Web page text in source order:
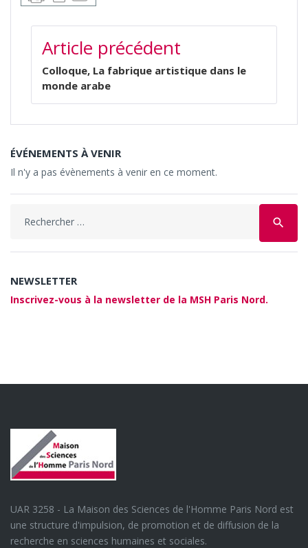
NAVIGATION
DE
L’ARTICLE
Article précédent
Colloque, La fabrique artistique dans le
monde arabe
ÉVÉNEMENTS À VENIR
Il n'y a pas évènements à venir en ce moment.
search
NEWSLETTER
Inscrivez-vous à la newsletter de la MSH Paris Nord.
UAR 3258 - La Maison des Sciences de l'Homme Paris Nord est
une structure d'impulsion, de promotion et de diffusion de la
recherche en sciences humaines et sociales.